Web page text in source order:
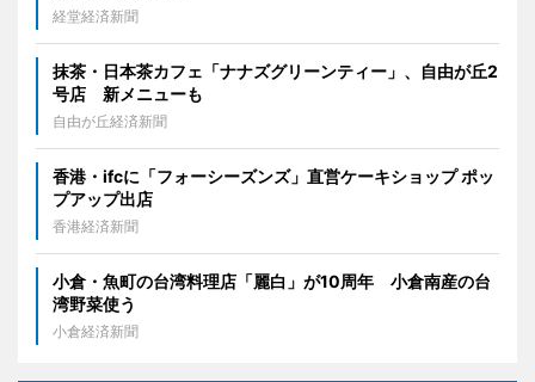
経堂経済新聞
抹茶・日本茶カフェ「ナナズグリーンティー」、自由が丘2
号店 新メニューも
自由が丘経済新聞
香港・ifcに「フォーシーズンズ」直営ケーキショップ ポッ
プアップ出店
香港経済新聞
小倉・魚町の台湾料理店「麗白」が10周年 小倉南産の台
湾野菜使う
小倉経済新聞